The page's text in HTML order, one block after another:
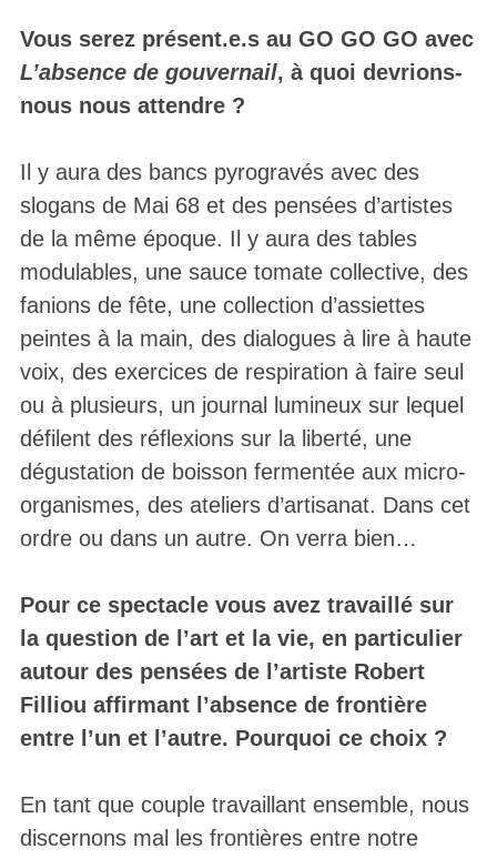
Vous serez présent.e.s au GO GO GO avec
L’absence de gouvernail, à quoi devrions-
nous nous attendre ?
Il y aura des bancs pyrogravés avec des
slogans de Mai 68 et des pensées d’artistes
de la même époque. Il y aura des tables
modulables, une sauce tomate collective, des
fanions de fête, une collection d’assiettes
peintes à la main, des dialogues à lire à haute
voix, des exercices de respiration à faire seul
ou à plusieurs, un journal lumineux sur lequel
défilent des réflexions sur la liberté, une
dégustation de boisson fermentée aux micro-
organismes, des ateliers d’artisanat. Dans cet
ordre ou dans un autre. On verra bien…
Pour ce spectacle vous avez travaillé sur
la question de l’art et la vie, en particulier
autour des pensées de l’artiste Robert
Filliou affirmant l’absence de frontière
entre l’un et l’autre. Pourquoi ce choix ?
En tant que couple travaillant ensemble, nous
discernons mal les frontières entre notre